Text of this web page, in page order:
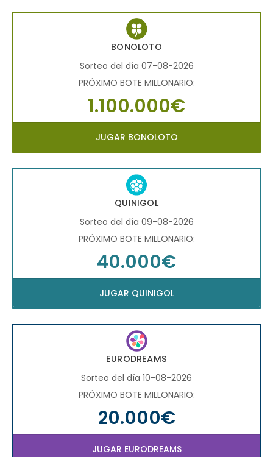
BONOLOTO
Sorteo del día 07-08-2026
PRÓXIMO BOTE MILLONARIO:
1.100.000€
JUGAR BONOLOTO
QUINIGOL
Sorteo del día 09-08-2026
PRÓXIMO BOTE MILLONARIO:
40.000€
JUGAR QUINIGOL
EURODREAMS
Sorteo del día 10-08-2026
PRÓXIMO BOTE MILLONARIO:
20.000€
JUGAR EURODREAMS